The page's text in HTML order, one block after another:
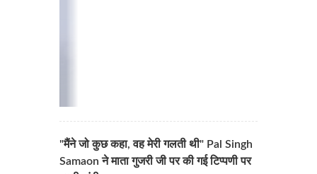
"मैंने जो कुछ कहा, वह मेरी गलती थी" Pal Singh
Samaon ने माता गुजरी जी पर की गई टिप्पणी पर